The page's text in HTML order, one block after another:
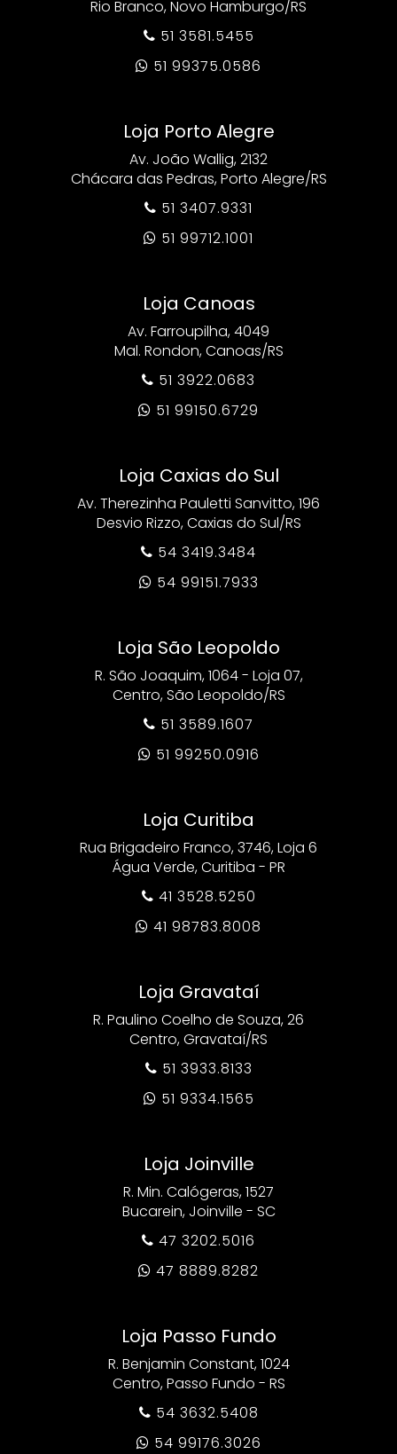
Rio Branco, Novo Hamburgo/RS
 51 3581.5455
 51 99375.0586
Loja Porto Alegre
Av. João Wallig, 2132
Chácara das Pedras, Porto Alegre/RS
 51 3407.9331
 51 99712.1001
Loja Canoas
Av. Farroupilha, 4049
Mal. Rondon, Canoas/RS
 51 3922.0683
 51 99150.6729
Loja Caxias do Sul
Av. Therezinha Pauletti Sanvitto, 196
Desvio Rizzo, Caxias do Sul/RS
 54 3419.3484
 54 99151.7933
Loja São Leopoldo
R. São Joaquim, 1064 - Loja 07,
Centro, São Leopoldo/RS
 51 3589.1607
 51 99250.0916
Loja Curitiba
Rua Brigadeiro Franco, 3746, Loja 6
Água Verde, Curitiba - PR
 41 3528.5250
 41 98783.8008
Loja Gravataí
R. Paulino Coelho de Souza, 26
Centro, Gravataí/RS
 51 3933.8133
 51 9334.1565
Loja Joinville
R. Min. Calógeras, 1527
Bucarein, Joinville - SC
 47 3202.5016
 47 8889.8282
Loja Passo Fundo
R. Benjamin Constant, 1024
Centro, Passo Fundo - RS
 54 3632.5408
 54 99176.3026